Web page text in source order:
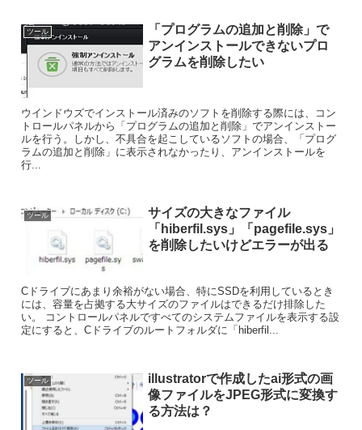
ツール
「プログラムの追加と削除」で
アンインストールできないプロ
グラムを削除したい
ウインドウズでインストール済みのソフトを削除する際には、コン
トロールパネルから「プログラムの追加と削除」でアンインストー
ルを行う。しかし、不具合を起こしているソフトの場合、「プログ
ラムの追加と削除」に表示されなかったり、アンインストールを
行...
ツール
サイズの大きなファイル
「hiberfil.sys」「pagefile.sys」
を削除したいけどエラーが出る
Cドライブにあまり余裕がない場合、特にSSDを利用しているとき
には、容量を占拠する大サイズのファイルはできるだけ排除した
い。 コントロールパネルですべてのシステムファイルを表示する設
定にすると、Cドライブのルートフォルダに「hiberfil...
ツール
illustratorで作成したai形式の画
像ファイルをJPEG形式に変換す
る方法は？